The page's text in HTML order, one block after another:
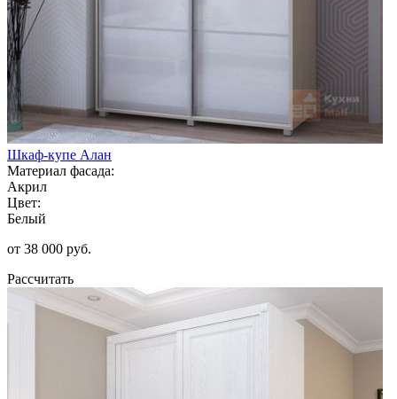
Шкаф-купе Алан
Материал фасада:
Акрил
Цвет:
Белый
от 38 000 руб.
Рассчитать